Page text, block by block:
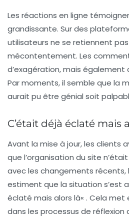
Les réactions en ligne
grandissante. Sur des
utilisateurs ne se retiennent
mécontentement. Les
d’exagération, mais également
Par moments, il semble que la
aurait pu être génial soit
C’était déjà éclaté mais
Avant la mise à jour, les clients
que l’organisation du site
avec les changements récents,
estiment que la situation s’est
éclaté mais alors là« . Cela met
dans les processus de